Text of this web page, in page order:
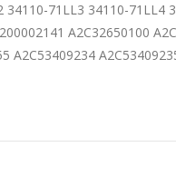
71LL3 34110-71LL4
A2C32650100
A2C53409234